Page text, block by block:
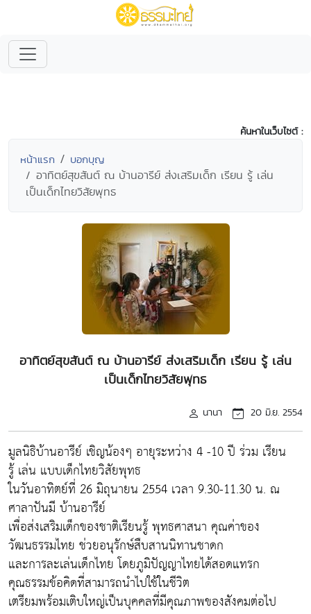
ค้นหาในเว็บไซต์ :
หน้าแรก บอกบุญ
อาทิตย์สุขสันต์ ณ บ้านอารีย์ ส่งเสริมเด็ก เรียน รู้ เล่น
เป็นเด็กไทยวิสัยพุทธ
อาทิตย์สุขสันต์ ณ บ้านอารีย์ ส่งเสริมเด็ก เรียน รู้ เล่น
เป็นเด็กไทยวิสัยพุทธ
นานา 20 มิ.ย. 2554
มูลนิธิบ้านอารีย์ เชิญน้องๆ อายุระหว่าง 4 -10 ปี ร่วม เรียน
รู้ เล่น แบบเด็กไทยวิสัยพุทธ
ในวันอาทิตย์ที่ 26 มิถุนายน 2554 เวลา 9.30-11.30 น. ณ
ศาลาปันมี บ้านอารีย์
เพื่อส่งเสริมเด็กของชาติเรียนรู้ พุทธศาสนา คุณค่าของ
วัฒนธรรมไทย ช่วยอนุรักษ์สืบสานนิทานชาดก
และการละเล่นเด็กไทย โดยภูมิปัญญาไทยได้สอดแทรก
คุณธรรมข้อคิดที่สามารถนำไปใช้ในชีวิต
เตรียมพร้อมเติบใหญ่เป็นบุคคลที่มีคุณภาพของสังคมต่อไป